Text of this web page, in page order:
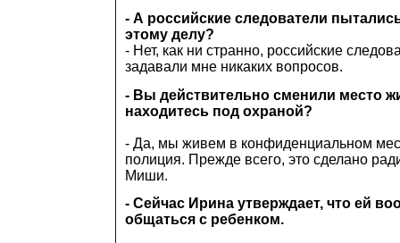
- А российские следователи
этому делу?
- Нет, как ни странно, российские
задавали мне никаких вопросов.
- Вы действительно сменили место
находитесь под охраной?
- Да, мы живем в конфиденциальном
полиция. Прежде всего, это сделано
Миши.
- Сейчас Ирина утверждает, что ей
общаться с ребенком.